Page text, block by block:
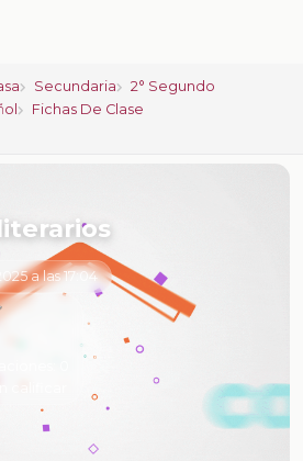
Secundaria
2° Segundo
Fichas De Clase
a las 17:04
calificar